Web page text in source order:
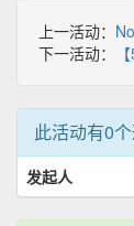
上一活动：
下一活动：
此活动有0
发起人